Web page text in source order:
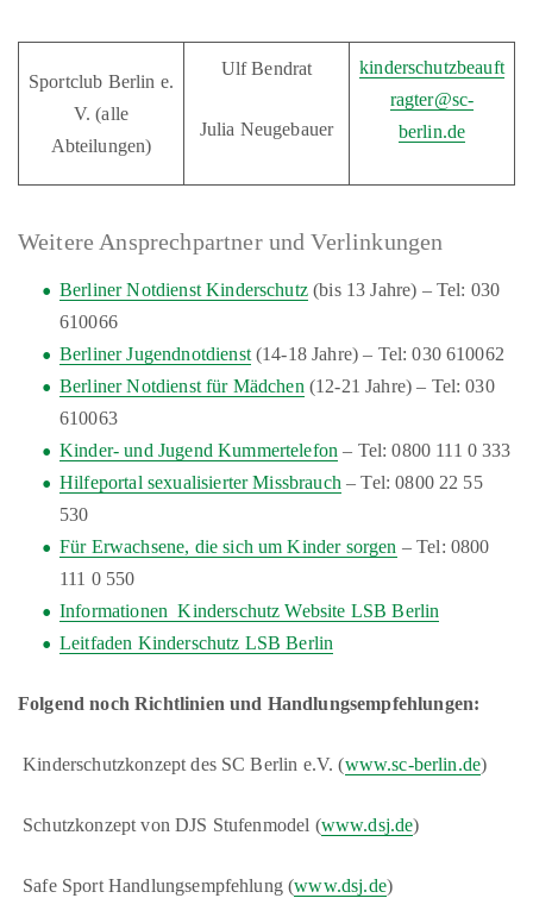
Sportclub Berlin e.
V. (alle
Abteilungen)
Ulf Bendrat
Julia Neugebauer
kinderschutzbeauft
ragter@sc-
berlin.de
Weitere Ansprechpartner und Verlinkungen
Berliner Notdienst Kinderschutz(bis 13 Jahre) – Tel: 030
610066
Berliner Jugendnotdienst(14-18 Jahre) – Tel: 030 610062
Berliner Notdienst für Mädchen (12-21 Jahre) – Tel: 030
610063
Kinder- und Jugend Kummertelefon – Tel: 0800 111 0 333
Hilfeportal sexualisierter Missbrauch – Tel: 0800 22 55
530
Für Erwachsene, die sich um Kinder sorgen – Tel: 0800
111 0 550
Informationen Kinderschutz Website LSB Berlin
Leitfaden Kinderschutz LSB Berlin
Folgend noch Richtlinien und Handlungsempfehlungen:
Kinderschutzkonzept des SC Berlin e.V. (www.sc-berlin.de)
Schutzkonzept von DJS Stufenmodel (www.dsj.de)
Safe Sport Handlungsempfehlung (www.dsj.de)